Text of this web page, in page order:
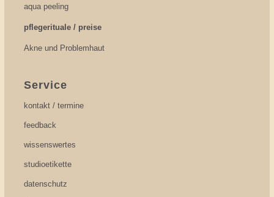
aqua peeling
pflegerituale / preise
Akne und Problemhaut
Service
kontakt / termine
feedback
wissenswertes
studioetikette
datenschutz